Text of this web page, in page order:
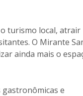
turismo local, atrair
O Mirante
ainda mais o
e